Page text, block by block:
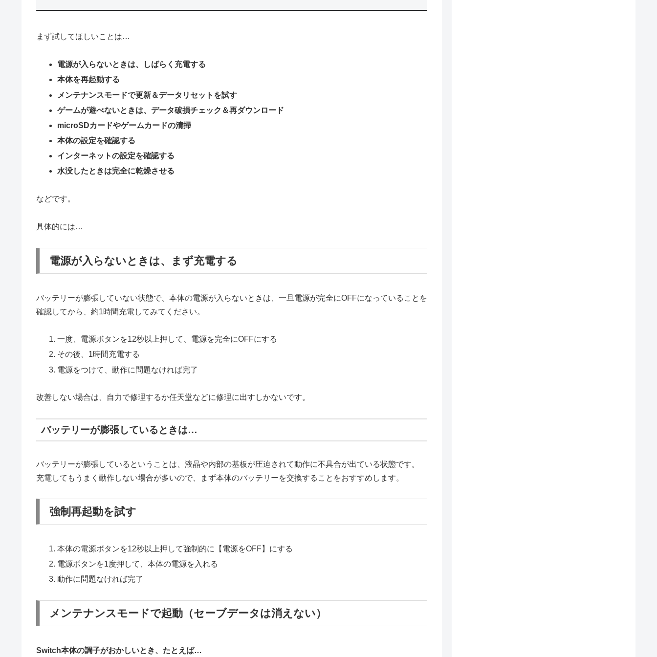
まず試してほしいことは…
電源が入らないときは、しばらく充電する
本体を再起動する
メンテナンスモードで更新＆データリセットを試す
ゲームが遊べないときは、データ破損チェック＆再ダウンロード
microSDカードやゲームカードの清掃
本体の設定を確認する
インターネットの設定を確認する
水没したときは完全に乾燥させる
などです。
具体的には…
電源が入らないときは、まず充電する
バッテリーが膨張していない状態で、本体の電源が入らないときは、一旦電源が完全にOFFになっていることを
確認してから、約1時間充電してみてください。
一度、電源ボタンを12秒以上押して、電源を完全にOFFにする
その後、1時間充電する
電源をつけて、動作に問題なければ完了
改善しない場合は、自力で修理するか任天堂などに修理に出すしかないです。
バッテリーが膨張しているときは…
バッテリーが膨張しているということは、液晶や内部の基板が圧迫されて動作に不具合が出ている状態です。
充電してもうまく動作しない場合が多いので、まず本体のバッテリーを交換することをおすすめします。
強制再起動を試す
本体の電源ボタンを12秒以上押して強制的に【電源をOFF】にする
電源ボタンを1度押して、本体の電源を入れる
動作に問題なければ完了
メンテナンスモードで起動（セーブデータは消えない）
Switch本体の調子がおかしいとき、 たとえば…